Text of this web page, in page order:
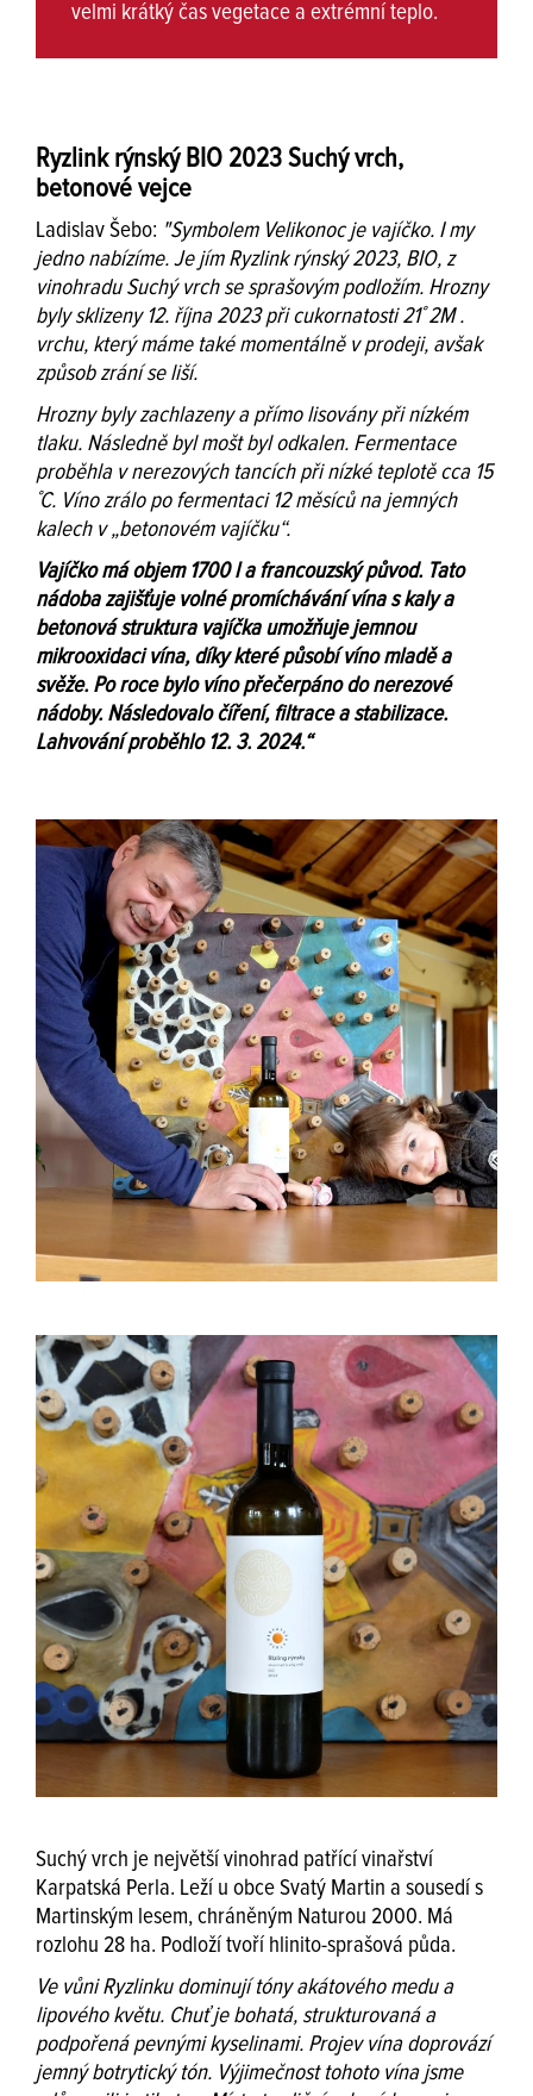
velmi krátký čas vegetace a extrémní teplo.
Ryzlink rýnský BIO 2023 Suchý vrch,
betonové vejce
Ladislav Šebo: "Symbolem Velikonoc je vajíčko. I my
jedno nabízíme. Je jím Ryzlink rýnský 2023, BIO, z
vinohradu Suchý vrch se sprašovým podložím. Hrozny
byly sklizeny 12. října 2023 při cukornatosti 21˚ 2M .
vrchu, který máme také momentálně v prodeji, avšak
způsob zrání se liší.
Hrozny byly zachlazeny a přímo lisovány při nízkém
tlaku. Následně byl mošt byl odkalen. Fermentace
proběhla v nerezových tancích při nízké teplotě cca 15
˚C. Víno zrálo po fermentaci 12 měsíců na jemných
kalech v „betonovém vajíčku“.
Vajíčko má objem 1700 l a francouzský původ. Tato
nádoba zajišťuje volné promíchávání vína s kaly a
betonová struktura vajíčka umožňuje jemnou
mikrooxidaci vína, díky které působí víno mladě a
svěže. Po roce bylo víno přečerpáno do nerezové
nádoby. Následovalo číření, filtrace a stabilizace.
Lahvování proběhlo 12. 3. 2024.“
Suchý vrch je největší vinohrad patřící vinařství
Karpatská Perla. Leží u obce Svatý Martin a sousedí s
Martinským lesem, chráněným Naturou 2000. Má
rozlohu 28 ha. Podloží tvoří hlinito-sprašová půda.
Ve vůni Ryzlinku dominují tóny akátového medu a
lipového květu. Chuť je bohatá, strukturovaná a
podpořená pevnými kyselinami. Projev vína doprovází
jemný botrytický tón. Výjimečnost tohoto vína jsme